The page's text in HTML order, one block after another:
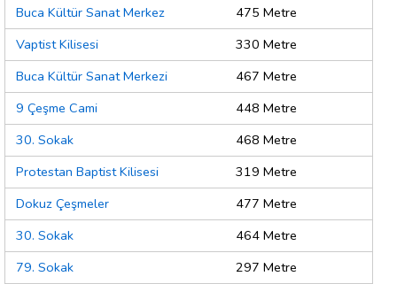
Buca Kültür Sanat Merkez
475 Metre
Vaptist Kilisesi
330 Metre
Buca Kültür Sanat Merkezi
467 Metre
9 Çeşme Cami
448 Metre
30. Sokak
468 Metre
Protestan Baptist Kilisesi
319 Metre
Dokuz Çeşmeler
477 Metre
30. Sokak
464 Metre
79. Sokak
297 Metre